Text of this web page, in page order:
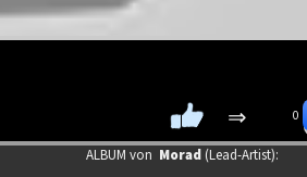
⇒ 0
ALBUM von Morad(Lead-Artist):